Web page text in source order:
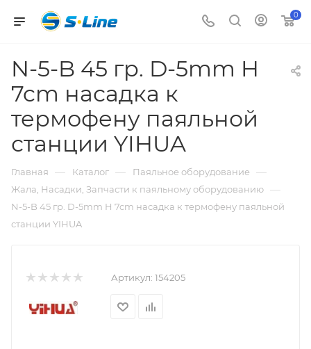
0
N-5-B 45 гр. D-5mm H
7cm насадка к
термофену паяльной
станции YIHUA
Главная — Каталог — Паяльное оборудование —
Жала, Насадки, Запчасти к паяльному оборудованию —
N-5-B 45 гр. D-5mm H 7cm насадка к термофену паяльной
станции YIHUA
Артикул: 154205